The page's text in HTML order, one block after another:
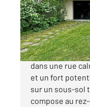
Maison à
420
Maison familiale
dans une rue
et un fort
sur un sous-sol
compose au